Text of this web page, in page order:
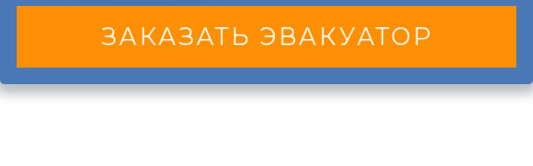
ЗАКАЗАТЬ ЭВАКУАТОР